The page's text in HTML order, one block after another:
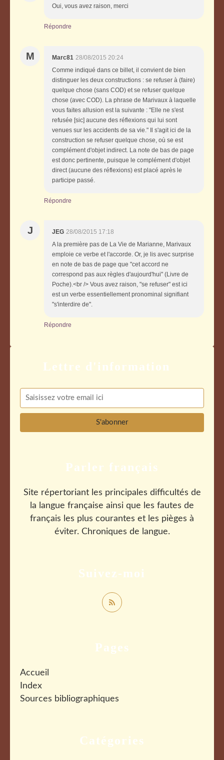
Oui, vous avez raison, merci
Répondre
M Marc81 28/08/2015 20:24
Comme indiqué dans ce billet, il convient de bien
distinguer les deux constructions : se refuser à (faire)
quelque chose (sans COD) et se refuser quelque
chose (avec COD). La phrase de Marivaux à laquelle
vous faites allusion est la suivante : "Elle ne s'est
refusée [sic] aucune des réflexions qui lui sont
venues sur les accidents de sa vie." Il s'agit ici de la
construction se refuser quelque chose, où se est
complément d'objet indirect. La note de bas de page
est donc pertinente, puisque le complément d'objet
direct (aucune des réflexions) est placé après le
participe passé.
Répondre
J JEG 28/08/2015 17:18
A la première pas de La Vie de Marianne, Marivaux
emploie ce verbe et l'accorde. Or, je lis avec surprise
en note de bas de page que "cet accord ne
correspond pas aux règles d'aujourd'hui" (Livre de
Poche).<br /> Vous avez raison, "se refuser" est ici
est un verbe essentiellement pronominal signifiant
"s'interdire de".
Répondre
Catégories
Pages
Accueil
Index
Sources bibliographiques
Suivez-moi
Parler français
Site répertoriant les principales difficultés de
la langue française ainsi que les fautes de
français les plus courantes et les pièges à
éviter. Chroniques de langue.